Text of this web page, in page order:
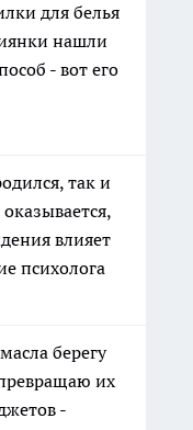
для белья
нашли
- вот его
так и
влияет
психолога
берегу
их
-